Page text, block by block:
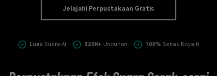
Jelajahi Lebih Banyak >>
Jelajahi Perpustakaan Gratis
Luas Suara AI 320K+ Unduhan 100% Bebas Royalti